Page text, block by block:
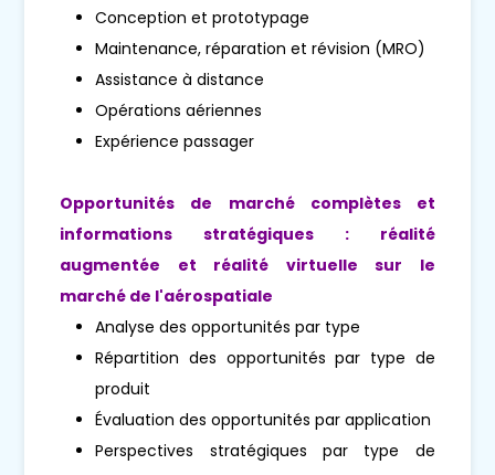
Conception et prototypage
Maintenance, réparation et révision (MRO)
Assistance à distance
Opérations aériennes
Expérience passager
Opportunités de marché complètes et
informations stratégiques : réalité
augmentée et réalité virtuelle sur le
marché de l'aérospatiale
Analyse des opportunités par type
Répartition des opportunités par type de
produit
Évaluation des opportunités par application
Perspectives stratégiques par type de